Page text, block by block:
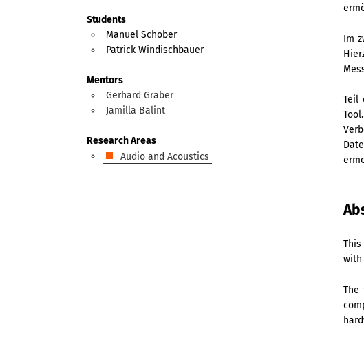
Students
Manuel Schober
Patrick Windischbauer
Mentors
Gerhard Graber
Jamilla Balint
Research Areas
Audio and Acoustics
Im
Teil
with
The